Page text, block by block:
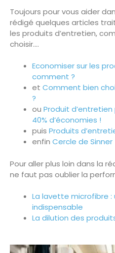
Toujours pour vous aider
rédigé quelques articles
les produits d’entretien,
choisir….
Economiser sur les
comment ?
et Comment bien
?
ou Produit d’entretien
40% d’économies !
puis Produits
enfin Cercle de Sinner
Pour aller plus loin dans la
ne faut pas oublier la
La lavette microfibre
indispensable
La dilution des